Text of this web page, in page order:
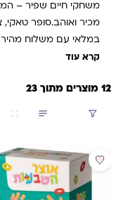
משחקי חיים שפיר –
מכיר ואוהב.סופר טאקי,
במלאי עם משלוח מהיר
קרא עוד
סינון